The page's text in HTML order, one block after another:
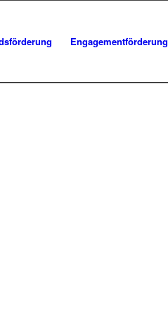
Engagementförderung